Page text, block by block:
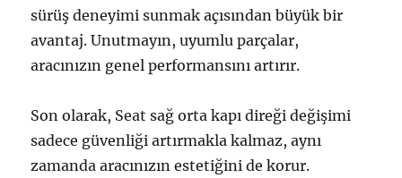
sürüş deneyimi sunmak açısından büyük bir
avantaj. Unutmayın, uyumlu parçalar,
aracınızın genel performansını artırır.
Son olarak, Seat sağ orta kapı direği değişimi
sadece güvenliği artırmakla kalmaz, aynı
zamanda aracınızın estetiğini de korur.